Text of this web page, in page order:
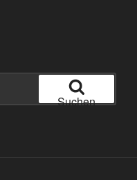
Suchen